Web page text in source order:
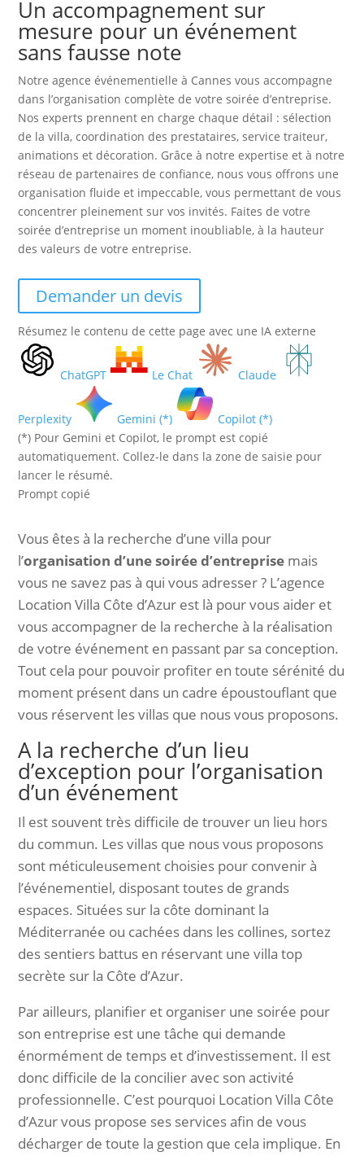
Un accompagnement sur
mesure pour un événement
sans fausse note
Notre agence événementielle à Cannes vous accompagne
dans l’organisation complète de votre soirée d’entreprise.
Nos experts prennent en charge chaque détail : sélection
de la villa, coordination des prestataires, service traiteur,
animations et décoration. Grâce à notre expertise et à notre
réseau de partenaires de confiance, nous vous offrons une
organisation fluide et impeccable, vous permettant de vous
concentrer pleinement sur vos invités. Faites de votre
soirée d’entreprise un moment inoubliable, à la hauteur
des valeurs de votre entreprise.
Demander un devis
Résumez le contenu de cette page avec une IA externe
ChatGPT Le Chat Claude
Perplexity Gemini (*)
Copilot (*)
(*) Pour Gemini et Copilot, le prompt est copié
automatiquement. Collez-le dans la zone de saisie pour
lancer le résumé.
Prompt copié
Vous êtes à la recherche d’une villa pour
l’organisation d’une soirée d’entreprise mais
vous ne savez pas à qui vous adresser ? L’agence
Location Villa Côte d’Azur est là pour vous aider et
vous accompagner de la recherche à la réalisation
de votre événement en passant par sa conception.
Tout cela pour pouvoir profiter en toute sérénité du
moment présent dans un cadre époustouflant que
vous réservent les villas que nous vous proposons.
A la recherche d’un lieu
d’exception pour l’organisation
d’un événement
Il est souvent très difficile de trouver un lieu hors
du commun. Les villas que nous vous proposons
sont méticuleusement choisies pour convenir à
l’événementiel, disposant toutes de grands
espaces. Situées sur la côte dominant la
Méditerranée ou cachées dans les collines, sortez
des sentiers battus en réservant une villa top
secrète sur la Côte d’Azur.
Par ailleurs, planifier et organiser une soirée pour
son entreprise est une tâche qui demande
énormément de temps et d’investissement. Il est
donc difficile de la concilier avec son activité
professionnelle. C’est pourquoi Location Villa Côte
d’Azur vous propose ses services afin de vous
décharger de toute la gestion que cela implique. En